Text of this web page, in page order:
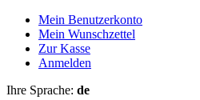
Mein Benutzerkonto
Mein Wunschzettel
Zur Kasse
Anmelden
Ihre Sprache: de